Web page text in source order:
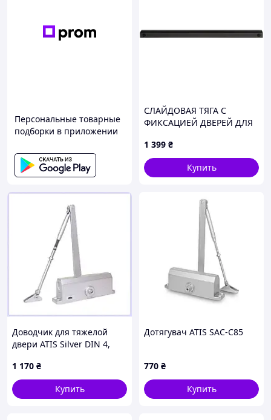
Персональные товарные
подборки в приложении
СЛАЙДОВАЯ ТЯГА С
ФИКСАЦИЕЙ ДВЕРЕЙ ДЛЯ
1 399 ₴
Купить
Доводчик для тяжелой
двери ATIS Silver DIN 4,
1 170 ₴
Купить
Дотягувач ATIS SAC-C85
770 ₴
Купить